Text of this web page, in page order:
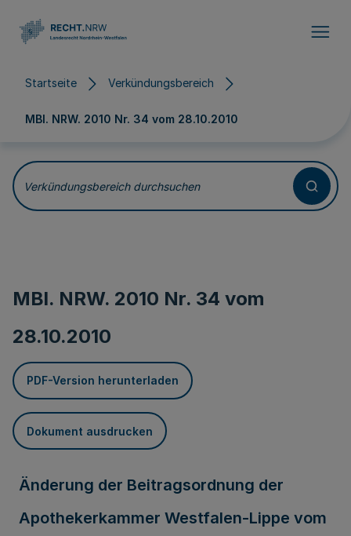
Startseite Verkündungsbereich
MBl. NRW. 2010 Nr. 34 vom 28.10.2010
Verkündungsbereich durchsuchen
MBl. NRW. 2010 Nr. 34 vom
28.10.2010
PDF-Version herunterladen
Dokument ausdrucken
Änderung der Beitragsordnung der
Apothekerkammer Westfalen-Lippe vom